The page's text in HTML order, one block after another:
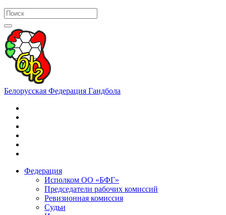
Белорусская Федерация Гандбола
Федерация
Исполком ОО «БФГ»
Председатели рабочих комиссий
Ревизионная комиссия
Судьи